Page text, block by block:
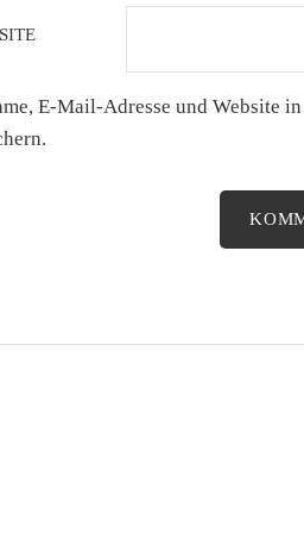
E-Mail-Adresse und Website